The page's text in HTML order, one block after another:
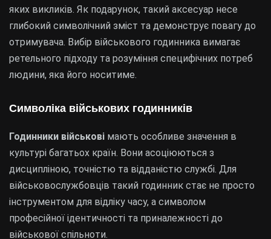
яких викликів. Як подарунок, такий аксесуар несе
глибокий символічний зміст та демонструє повагу до
отримувача. Вибір військового годинника вимагає
ретельного підходу та розуміння специфічних потреб
людини, яка його носитиме.
Символіка військових годинників
Годинники військові мають особливе значення в
культурі багатьох країн. Вони асоціюються з
дисципліною, точністю та відданістю службі. Для
військовослужбовців такий годинник стає не просто
інструментом для відліку часу, а символом
професійної ідентичності та приналежності до
військової спільноти.